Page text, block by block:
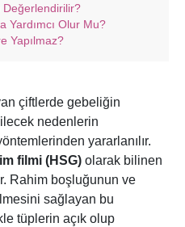
Değerlendirilir?
Yardımcı Olur Mu?
Yapılmaz?
çiftlerde gebeliğin
nedenlerin
yararlanılır.
filmi (HSG) olarak bilinen
Rahim boşluğunun ve
sağlayan bu
tüplerin açık olup